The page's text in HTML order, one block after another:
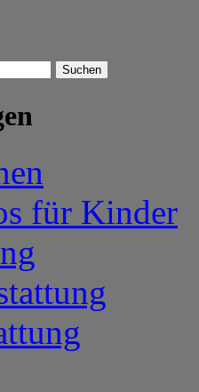
für Kinder